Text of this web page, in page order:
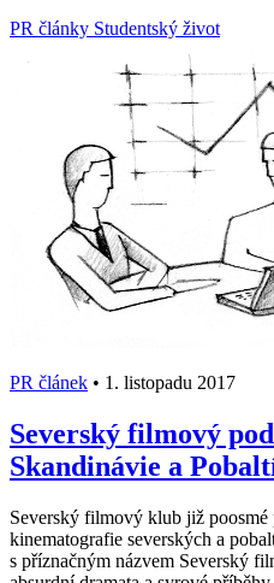
PR články Studentský život
PR článek • 1. listopadu 2017
Severský filmový
Skandinávie a
Severský filmový klub již poosmé
kinematografie severských a
s příznačným názvem Severský